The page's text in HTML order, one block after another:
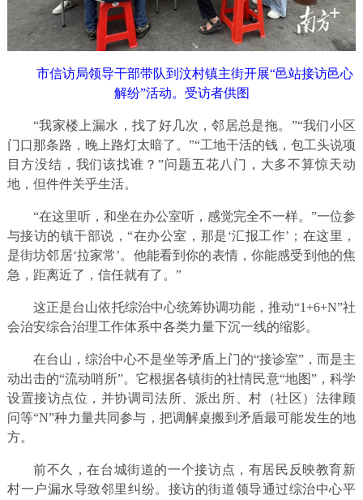
市信访局领导干部带队到汶村镇主街开展“邑站接访邑心
解纷”活动。受访者供图
“我家楼上漏水，找了好几次，邻居总是拖。”“我们小区
门口那条路，晚上路灯太暗了。”“工地干活的钱，包工头说项
目方没结，我们该找谁？”问题五花八门，大多不算惊天动
地，但件件关乎生活。
“在这里听，和坐在办公室听，感觉完全不一样。”一位参
与接访的镇干部说，“在办公室，那是‘汇报工作’；在这里，
是街坊邻居‘拉家常’。他能看到你的表情，你能感受到他的焦
急，距离近了，信任就有了。”
这正是台山依托综治中心统筹协调功能，推动“1+6+N”社
会治安综合治理工作体系中各类力量下沉一线的缩影。
在台山，综治中心不是坐等矛盾上门的“接诊室”，而是主
动出击的“流动哨所”。它根据各镇街的社情民意“地图”，科学
设置接访点位，并协调司法所、派出所、村（社区）法律顾
问等“N”种力量共同参与，把调解桌搬到矛盾最可能发生的地
方。
前不久，在台城街道的一个接访点，有居民反映教育新
村一户漏水导致邻里纠纷。接访的街道领导通过综治中心平